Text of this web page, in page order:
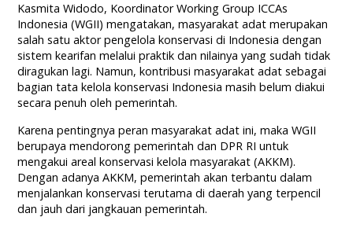
Kasmita Widodo, Koordinator Working Group ICCAs
Indonesia (WGII) mengatakan, masyarakat adat merupakan
salah satu aktor pengelola konservasi di Indonesia dengan
sistem kearifan melalui praktik dan nilainya yang sudah tidak
diragukan lagi. Namun, kontribusi masyarakat adat sebagai
bagian tata kelola konservasi Indonesia masih belum diakui
secara penuh oleh pemerintah.
Karena pentingnya peran masyarakat adat ini, maka WGII
berupaya mendorong pemerintah dan DPR RI untuk
mengakui areal konservasi kelola masyarakat (AKKM).
Dengan adanya AKKM, pemerintah akan terbantu dalam
menjalankan konservasi terutama di daerah yang terpencil
dan jauh dari jangkauan pemerintah.